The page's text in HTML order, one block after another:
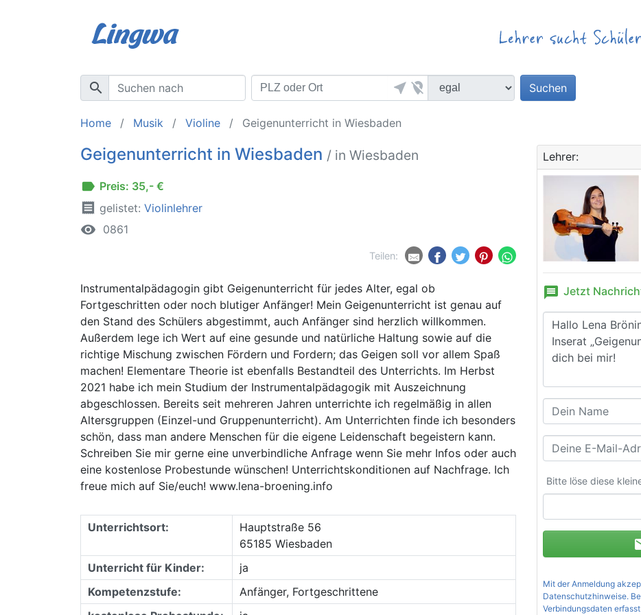
search near_me location_off Suchen
Home Musik Violine Geigenunterricht in Wiesbaden
Geigenunterricht in Wiesbaden / in Wiesbaden
label Preis: 35,- €
receipt gelistet: Violinlehrer
remove_red_eye 0861
Teilen:
Instrumentalpädagogin gibt Geigenunterricht für jedes Alter, egal ob
Fortgeschritten oder noch blutiger Anfänger! Mein Geigenunterricht ist genau auf
den Stand des Schülers abgestimmt, auch Anfänger sind herzlich willkommen.
Außerdem lege ich Wert auf eine gesunde und natürliche Haltung sowie auf die
richtige Mischung zwischen Fördern und Fordern; das Geigen soll vor allem Spaß
machen! Elementare Theorie ist ebenfalls Bestandteil des Unterrichts. Im Herbst
2021 habe ich mein Studium der Instrumentalpädagogik mit Auszeichnung
abgeschlossen. Bereits seit mehreren Jahren unterrichte ich regelmäßig in allen
Altersgruppen (Einzel-und Gruppenunterricht). Am Unterrichten finde ich besonders
schön, dass man andere Menschen für die eigene Leidenschaft begeistern kann.
Schreiben Sie mir gerne eine unverbindliche Anfrage wenn Sie mehr Infos oder auch
eine kostenlose Probestunde wünschen! Unterrichtskonditionen auf Nachfrage. Ich
freue mich auf Sie/euch! www.lena-broening.info
Unterrichtsort:
Hauptstraße 56
65185 Wiesbaden
Unterricht für Kinder:
ja
Kompetenzstufe:
Anfänger, Fortgeschrittene
Lehrer:
message Jetzt
Bitte löse diese
Mit der Anmeldung
Datenschutzhinweise.
Verbindungsdaten